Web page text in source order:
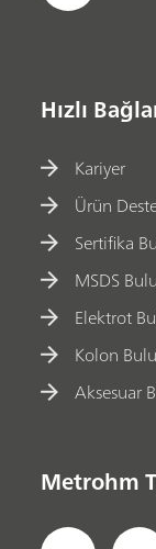
Hızlı
Kariyer
Ürün
Sertifika
MSDS
Elektrot
Kolon
Aksesuar
Metrohm